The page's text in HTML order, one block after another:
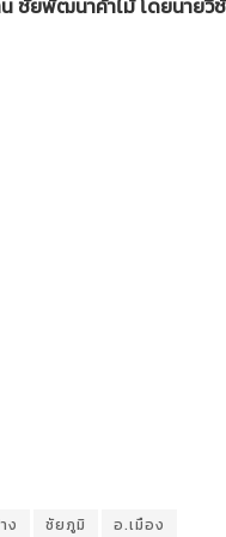
น ชัยพัฒนาค้าไม้ โดยนาย
ง ชัยภูมิ อ.เมือง